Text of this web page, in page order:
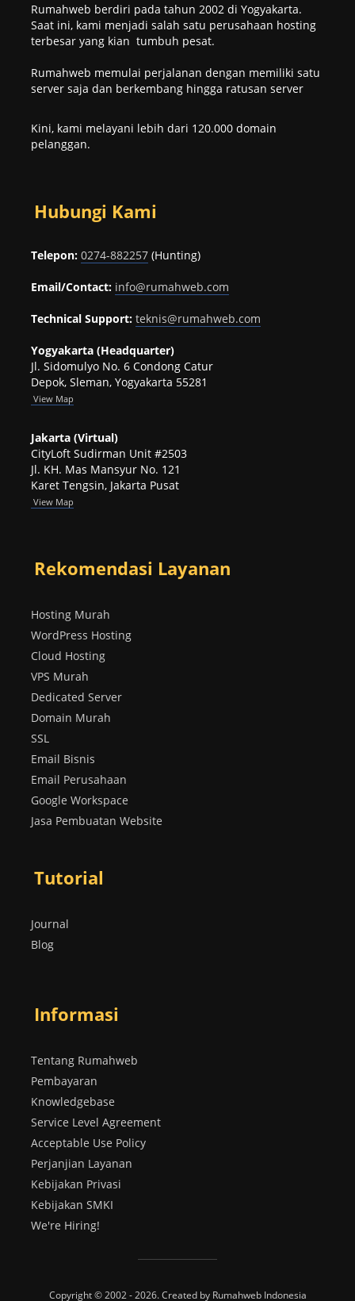
Rumahweb berdiri pada tahun 2002 di Yogyakarta.
Saat ini, kami menjadi salah satu perusahaan hosting
terbesar yang kian tumbuh pesat.
Rumahweb memulai perjalanan dengan memiliki satu
server saja dan berkembang hingga ratusan server
Kini, kami melayani lebih dari 120.000 domain
pelanggan.
Hubungi Kami
Telepon: 0274-882257 (Hunting)
Email/Contact: info@rumahweb.com
Technical Support: teknis@rumahweb.com
Yogyakarta (Headquarter)
Jl. Sidomulyo No. 6 Condong Catur
Depok, Sleman, Yogyakarta 55281
View Map
Jakarta (Virtual)
CityLoft Sudirman Unit #2503
Jl. KH. Mas Mansyur No. 121
Karet Tengsin, Jakarta Pusat
View Map
Rekomendasi Layanan
Hosting Murah
WordPress Hosting
Cloud Hosting
VPS Murah
Dedicated Server
Domain Murah
SSL
Email Bisnis
Email Perusahaan
Google Workspace
Jasa Pembuatan Website
Tutorial
Journal
Blog
Informasi
Tentang Rumahweb
Pembayaran
Knowledgebase
Service Level Agreement
Acceptable Use Policy
Perjanjian Layanan
Kebijakan Privasi
Kebijakan SMKI
We're Hiring!
Copyright © 2002 - 2026. Created by Rumahweb Indonesia